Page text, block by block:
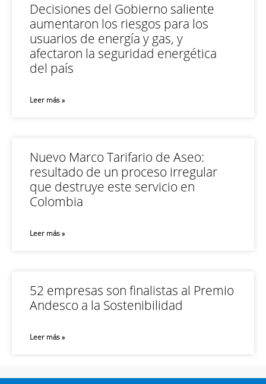
Decisiones del Gobierno saliente
aumentaron los riesgos para los
usuarios de energía y gas, y
afectaron la seguridad energética
del país
Leer más »
Nuevo Marco Tarifario de Aseo:
resultado de un proceso irregular
que destruye este servicio en
Colombia
Leer más »
52 empresas son finalistas al Premio
Andesco a la Sostenibilidad
Leer más »